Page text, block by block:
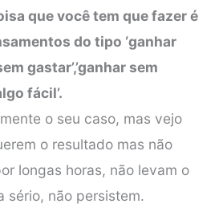
que você tem que fazer é
do tipo ‘ganhar
gastar’,’ganhar sem
fácil’.
o seu caso, mas vejo
o resultado mas não
longas horas, não levam o
sério, não persistem.